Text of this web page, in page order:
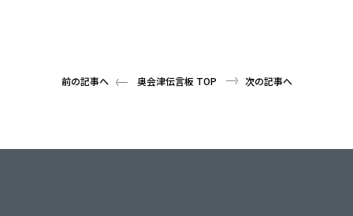
前の記事へ 奥会津伝言板 TOP 次の記事へ